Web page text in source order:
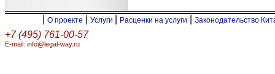
О проекте Услуги Расценки на услуги Законодательство
+7 (495) 761-00-57
E-mail: info@legal-way.ru